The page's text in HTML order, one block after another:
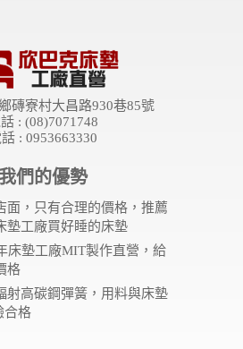
磚寮村大昌路930巷85號
: (08)7071748
: 0953663330
我們的優勢
面，只有合理的價格，推薦
墊工廠買好睡的床墊
床墊工廠MIT製作直營，給
格
射高碳鋼彈簧，用料與床墊
合格